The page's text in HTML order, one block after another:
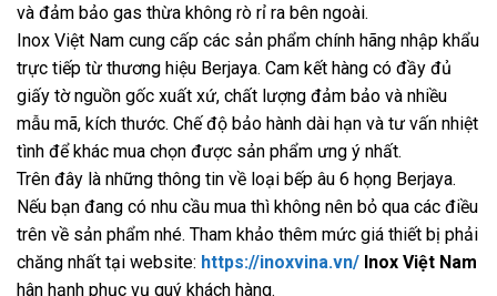
và đảm bảo gas thừa không rò rỉ ra bên ngoài.
Inox Việt Nam cung cấp các sản phẩm chính hãng nhập khẩu
trực tiếp từ thương hiệu Berjaya. Cam kết hàng có đầy đủ
giấy tờ nguồn gốc xuất xứ, chất lượng đảm bảo và nhiều
mẫu mã, kích thước. Chế độ bảo hành dài hạn và tư vấn nhiệt
tình để khác mua chọn được sản phẩm ưng ý nhất.
Trên đây là những thông tin về loại bếp âu 6 họng Berjaya.
Nếu bạn đang có nhu cầu mua thì không nên bỏ qua các điều
trên về sản phẩm nhé. Tham khảo thêm mức giá thiết bị phải
chăng nhất tại website: https://inoxvina.vn/ Inox Việt Nam
hân hạnh phục vụ quý khách hàng.